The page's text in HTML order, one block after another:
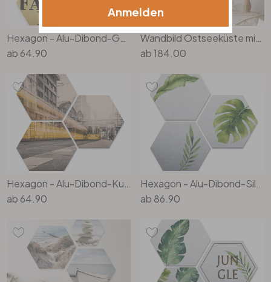
Hexagon - Alu-Dibond-Goldeffekt - Love, Friends, Family (3er Set)
ab 64.90
Wandbild Ostseeküste mit Strandkörben, Ruderboot und Leuchtturm Set (3-teilig) - Alu-Dibond Rund
ab184.00
Hexagon - Alu-Dibond-Kupfereffekt - Berlin Friedrichstrasse 02 (3er Set)
ab 64.90
Hexagon - Alu-Dibond-Silbereffekt - Kvilis - Dschungel 04 (3er Set)
ab 86.90
Anmelden